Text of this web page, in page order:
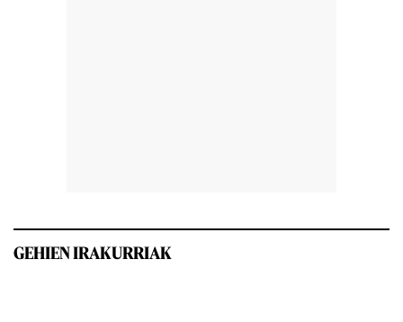
GEHIEN IRAKURRIAK